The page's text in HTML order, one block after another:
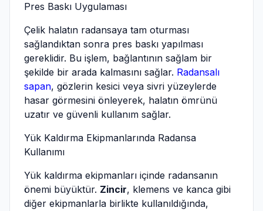
Pres Baskı Uygulaması
Çelik halatın radansaya tam oturması
sağlandıktan sonra pres baskı yapılması
gereklidir. Bu işlem, bağlantının sağlam bir
şekilde bir arada kalmasını sağlar. Radansalı
sapan, gözlerin kesici veya sivri yüzeylerde
hasar görmesini önleyerek, halatın ömrünü
uzatır ve güvenli kullanım sağlar.
Yük Kaldırma Ekipmanlarında Radansa
Kullanımı
Yük kaldırma ekipmanları içinde radansanın
önemi büyüktür. Zincir, klemens ve kanca gibi
diğer ekipmanlarla birlikte kullanıldığında,